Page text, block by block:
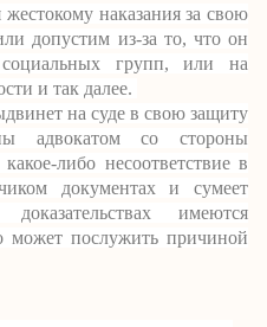
жестокому наказания за свою
допустим из-за то, что он
групп, или на
и так далее.
на суде в свою защиту
адвокатом со стороны
либо несоответствие в
документах и сумеет
имеются
может послужить причиной